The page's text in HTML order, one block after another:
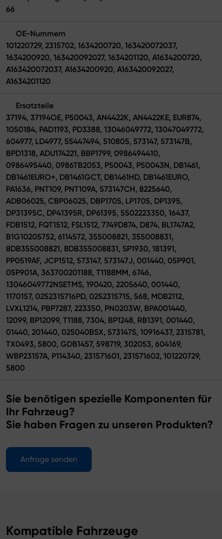
66
OE-Nummern
101220729, 2315702, 1634200720, 163420072037,
1634200920, 163420092027, 1634201120, A1634200720,
A163420072037, A1634200920, A163420092027,
A1634201120
Ersatzteile
37194, 37194OE, P50043, AN4422K, AN4422KE, EUR874,
1050184, PAD1193, PD3388, 13046049772, 13047049772,
604977, LD4977, 55447494, 510805, 573147, 573147B,
BPD1318, ADU174221, BBP1799, 0986494410,
0986495440, 0986TB2053, P50043, P50043N, DB1461,
DB1461EURO+, DB1461GCT, DB1461HD, DB1461EURO,
PA1636, PNT109, PNT109A, 573147CH, 8225640,
ADB06025, CBP06025, DBP1705, LP1705, DP1395,
DP31395C, DP41395R, DP61395, 5502223350, 16437,
FDB1512, FQT1512, FSL1512, 7749D874, D874, BL1747A2,
B1G10205752, 6114572, 355008821, 355008831,
8DB355008821, 8DB355008831, SP1930, 181391,
PP0519AF, JCP1512, 573147, 573147J, 001440, 05P901,
05P901A, 363700201188, T1188MM, 6746,
13046049772NSETMS, 190420, 2205640, 001440,
1170157, 0252315716PD, 0252315715, 568, MDB2112,
LVXL1214, PBP7287, 223350, PN0203W, BPA001440,
12099, BP12099, T1188, 7304, BP1248, RB1391, 001440,
01440, 201440, 025040BSX, 573147S, 10916437, 2315781,
TX0493, 5800, GDB1457, 598719, 302053, 604169,
WBP23157A, P114340, 231571601, 231571602, 101220729,
5800
Sie benötigen spezielle Komponenten für
Ihr Fahrzeug?
Sie haben Fragen zu unseren Produkten?
Anfrage senden
Kompatible Fahrzeuge